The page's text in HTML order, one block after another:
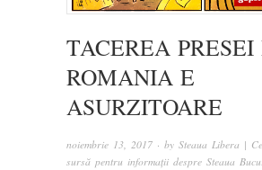
TACEREA
ROMANIA E
ASURZITOARE
noiembrie 13, 2017 · by Steaua Libera |
sursă pentru informații despre Steaua